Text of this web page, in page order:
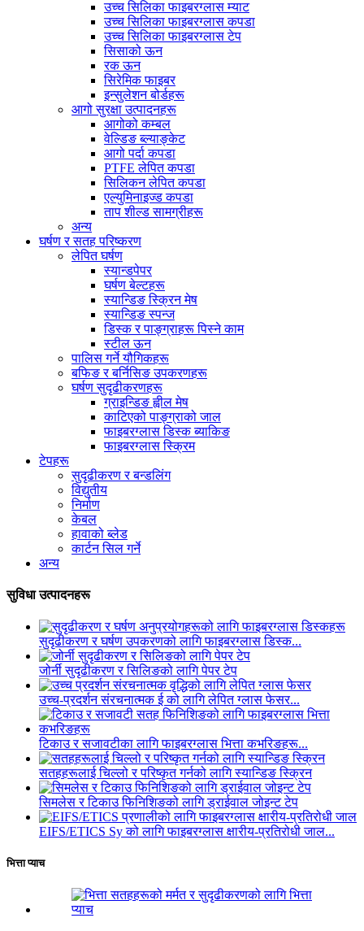
उच्च सिलिका फाइबरग्लास म्याट
उच्च सिलिका फाइबरग्लास कपडा
उच्च सिलिका फाइबरग्लास टेप
सिसाको ऊन
रक ऊन
सिरेमिक फाइबर
इन्सुलेशन बोर्डहरू
आगो सुरक्षा उत्पादनहरू
आगोको कम्बल
वेल्डिङ ब्ल्याङ्केट
आगो पर्दा कपडा
PTFE लेपित कपडा
सिलिकन लेपित कपडा
एल्युमिनाइज्ड कपडा
ताप शील्ड सामग्रीहरू
अन्य
घर्षण र सतह परिष्करण
लेपित घर्षण
स्यान्डपेपर
घर्षण बेल्टहरू
स्यान्डिङ स्क्रिन मेष
स्यान्डिङ स्पन्ज
डिस्क र पाङ्ग्राहरू पिस्ने काम
स्टील ऊन
पालिस गर्ने यौगिकहरू
बफिङ र बर्निसिङ उपकरणहरू
घर्षण सुदृढीकरणहरू
ग्राइन्डिङ ह्वील मेष
काटिएको पाङ्ग्राको जाल
फाइबरग्लास डिस्क ब्याकिङ
फाइबरग्लास स्क्रिम
टेपहरू
सुदृढीकरण र बन्डलिंग
विद्युतीय
निर्माण
केबल
हावाको ब्लेड
कार्टन सिल गर्ने
अन्य
सुविधा उत्पादनहरू
सुदृढीकरण र घर्षण उपकरणको लागि फाइबरग्लास डिस्क...
जोर्नी सुदृढीकरण र सिलिङको लागि पेपर टेप
उच्च-प्रदर्शन संरचनात्मक ई को लागि लेपित ग्लास फेसर...
टिकाउ र सजावटीका लागि फाइबरग्लास भित्ता कभरिङहरू...
सतहहरूलाई चिल्लो र परिष्कृत गर्नको लागि स्यान्डिङ स्क्रिन
सिमलेस र टिकाउ फिनिशिङको लागि ड्राईवाल जोइन्ट टेप
EIFS/ETICS Sy को लागि फाइबरग्लास क्षारीय-प्रतिरोधी जाल...
भित्ता प्याच